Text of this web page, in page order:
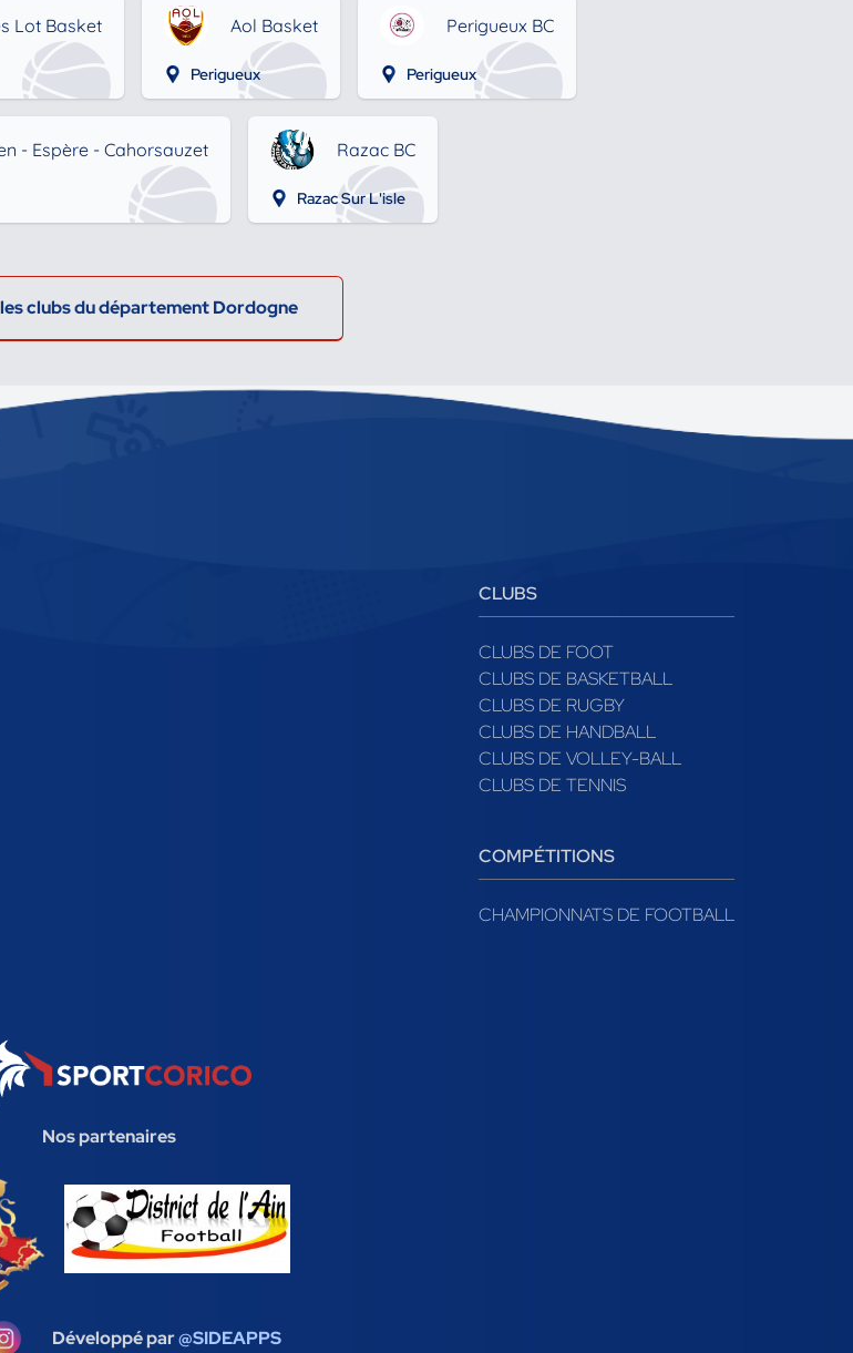
Lot Basket Aol Basket
Perigueux
Perigueux BC
Perigueux
- Espère - Cahorsauzet Razac BC
Razac Sur L'isle
clubs du département Dordogne
CLUBS
CLUBS DE FOOT
CLUBS DE BASKETBALL
CLUBS DE RUGBY
CLUBS DE HANDBALL
CLUBS DE VOLLEY-BALL
CLUBS DE TENNIS
COMPÉTITIONS
CHAMPIONNATS DE FOOTBALL
Nos partenaires
Développé par@SIDEAPPS